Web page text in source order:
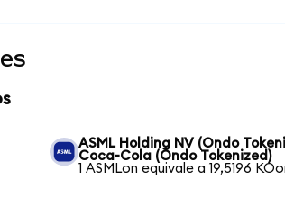
ASML Holding NV (Ondo
Coca-Cola (Ondo Tokenized)
1 ASMLon equivale a 19,5196